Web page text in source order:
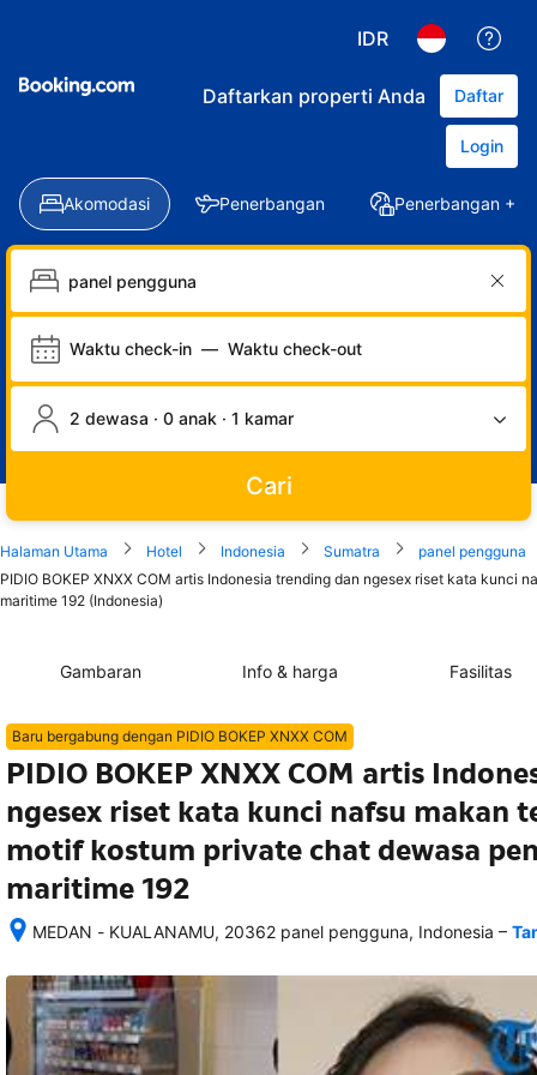
IDR
Daftarkan properti Anda Daftar
Login
Akomodasi Penerbangan Penerbangan +
Waktu check-in — Waktu check-out
2 dewasa · 0 anak · 1 kamar
Cari
Halaman Utama Hotel Indonesia Sumatra
panel pengguna
PIDIO BOKEP XNXX COM artis Indonesia trending dan ngesex riset kata
maritime 192 (Indonesia)
Gambaran Info & harga Fasilitas
Baru bergabung dengan PIDIO BOKEP XNXX COM
PIDIO BOKEP XNXX COM artis
ngesex riset kata kunci nafsu makan
motif kostum private chat dewasa
maritime 192
MEDAN - KUALANAMU, 20362 panel pengguna, Indonesia
memesan,
semua
rincian
akomodasi
–